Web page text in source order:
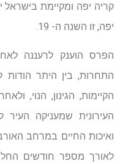
קריה יפה ומקיימת
יפה, זו השנה ה- 19.
הפרס הוענק לרעננה
התחרות, בין היתר הודות
הקיימות, הגינון, הנוי,
העירונית שמעניקה
ואיכות החיים במרחב
לאורך מספר חודשים החל